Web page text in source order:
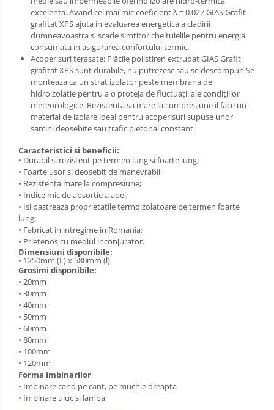
excelenta. Avand cel mai mic coeficient λ = 0.027 GIAS Grafit
grafitat XPS ajuta in evaluarea energetica a cladirii
dumneavoastra si scade simtitor cheltuielile pentru energia
consumata in asigurarea confortului termic.
Acoperisuri terasate: Plăcile polistiren extrudat GIAS Grafit
grafitat XPS sunt durabile, nu putrezesc sau se descompun Se
monteaza ca un strat izolator peste membrana de
hidroizolatie pentru a o proteja de fluctuații ale condițiilor
meteorologice. Rezistenta sa mare la compresiune il face un
material de izolare ideal pentru acoperisuri supuse unor
sarcini deosebite sau trafic pietonal constant.
Caracteristici si beneficii:
• Durabil si rezistent pe termen lung si foarte lung;
• Foarte usor si deosebit de manevrabil;
• Rezistenta mare la compresiune;
• Indice mic de absortie a apei;
• Isi pastreaza proprietatile termoizolatoare pe termen foarte
lung;
• Fabricat in intregime in Romania;
• Prietenos cu mediul inconjurator.
Dimensiuni disponibile:
• 1250mm (L) x 580mm (l)
Grosimi disponibile:
• 20mm
• 30mm
• 40mm
• 50mm
• 60mm
• 80mm
• 100mm
• 120mm
Forma imbinarilor
• Imbinare cand pe cant, pe muchie dreapta
• Imbinare uluc si lamba